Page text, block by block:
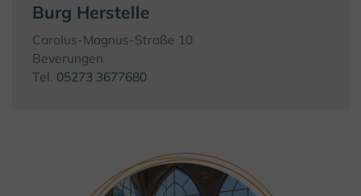
Burg Herstelle
Carolus-Magnus-Straße 10
Beverungen
Tel. 05273 3677680